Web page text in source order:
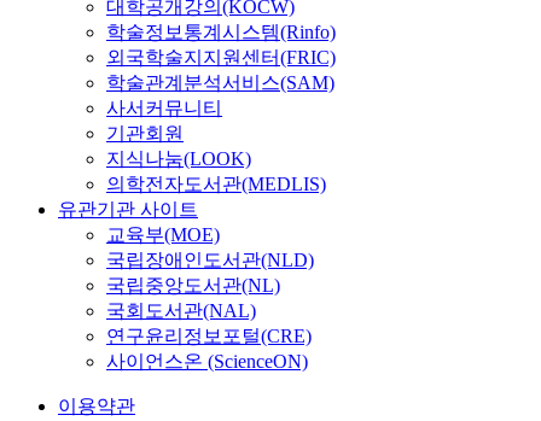
대학공개강의(KOCW)
학술정보통계시스템(Rinfo)
외국학술지지원센터(FRIC)
학술관계분석서비스(SAM)
사서커뮤니티
기관회원
지식나눔(LOOK)
의학전자도서관(MEDLIS)
유관기관 사이트
교육부(MOE)
국립장애인도서관(NLD)
국립중앙도서관(NL)
국회도서관(NAL)
연구윤리정보포털(CRE)
사이언스온 (ScienceON)
이용약관